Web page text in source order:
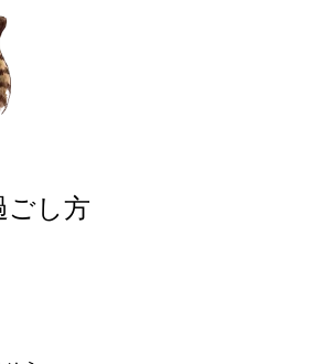
ごし方